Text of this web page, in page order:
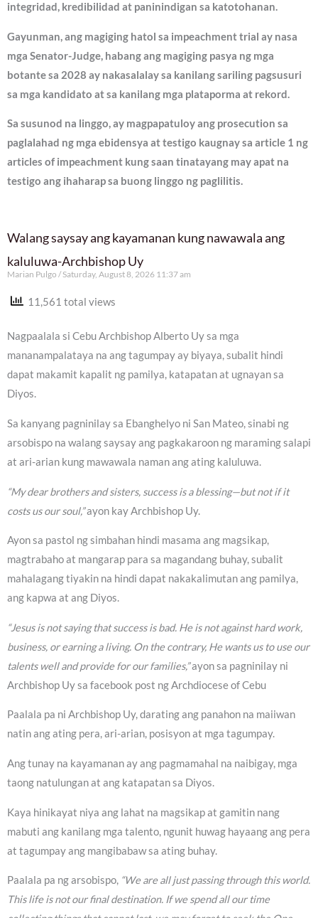
integridad, kredibilidad at paninindigan sa katotohanan.
Gayunman, ang magiging hatol sa impeachment trial ay nasa
mga Senator-Judge, habang ang magiging pasya ng mga
botante sa 2028 ay nakasalalay sa kanilang sariling pagsusuri
sa mga kandidato at sa kanilang mga plataporma at rekord.
Sa susunod na linggo, ay magpapatuloy ang prosecution sa
paglalahad ng mga ebidensya at testigo kaugnay sa article 1 ng
articles of impeachment kung saan tinatayang may apat na
testigo ang ihaharap sa buong linggo ng paglilitis.
Walang saysay ang kayamanan kung nawawala ang
kaluluwa-Archbishop Uy
Marian Pulgo Saturday, August 8, 2026 11:37 am
11,561 total views
Nagpaalala si Cebu Archbishop Alberto Uy sa mga
mananampalataya na ang tagumpay ay biyaya, subalit hindi
dapat makamit kapalit ng pamilya, katapatan at ugnayan sa
Diyos.
Sa kanyang pagninilay sa Ebanghelyo ni San Mateo, sinabi ng
arsobispo na walang saysay ang pagkakaroon ng maraming salapi
at ari-arian kung mawawala naman ang ating kaluluwa.
“My dear brothers and sisters, success is a blessing—but not if it
costs us our soul,”ayon kay Archbishop Uy.
Ayon sa pastol ng simbahan hindi masama ang magsikap,
magtrabaho at mangarap para sa magandang buhay, subalit
mahalagang tiyakin na hindi dapat nakakalimutan ang pamilya,
ang kapwa at ang Diyos.
“Jesus is not saying that success is bad. He is not against hard work,
business, or earning a living. On the contrary, He wants us to use our
talents well and provide for our families,”ayon sa pagninilay ni
Archbishop Uy sa facebook post ng Archdiocese of Cebu
Paalala pa ni Archbishop Uy, darating ang panahon na maiiwan
natin ang ating pera, ari-arian, posisyon at mga tagumpay.
Ang tunay na kayamanan ay ang pagmamahal na naibigay, mga
taong natulungan at ang katapatan sa Diyos.
Kaya hinikayat niya ang lahat na magsikap at gamitin nang
mabuti ang kanilang mga talento, ngunit huwag hayaang ang pera
at tagumpay ang mangibabaw sa ating buhay.
Paalala pa ng arsobispo, “We are all just passing through this world.
This life is not our final destination. If we spend all our time